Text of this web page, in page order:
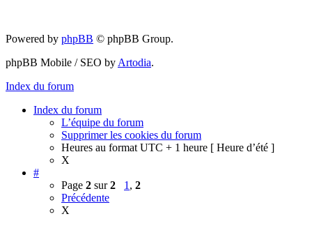
Powered by phpBB © phpBB Group.
phpBB Mobile / SEO by Artodia.
Index du forum
Index du forum
L’équipe du forum
Supprimer les cookies du forum
Heures au format UTC + 1 heure [ Heure d’été ]
X
#
Page 2 sur2 1 , 2
Précédente
X